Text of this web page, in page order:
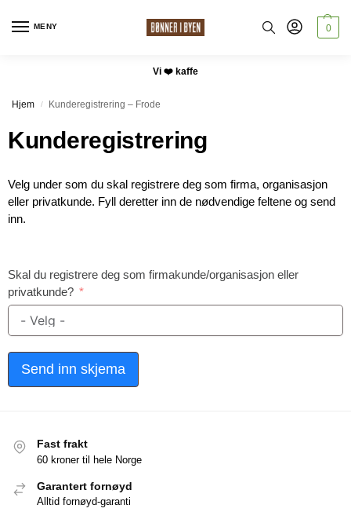
MENY 0
Vi ❤️ kaffe
Hjem / Kunderegistrering – Frode
Kunderegistrering
Velg under som du skal registrere deg som firma, organisasjon
eller privatkunde. Fyll deretter inn de nødvendige feltene og send
inn.
Skal du registrere deg som firmakunde/organisasjon eller
privatkunde?
Send inn skjema
Fast frakt
60 kroner til hele Norge
Garantert fornøyd
Alltid fornøyd-garanti